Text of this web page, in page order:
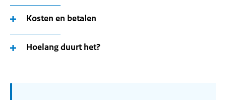
Kosten en betalen
Hoelang duurt het?